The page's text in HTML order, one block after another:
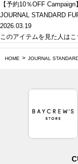
【予約10％OFF
JOURNAL STANDARD
2026.03.19
このアイテムを見た人は
HOME JOURNAL